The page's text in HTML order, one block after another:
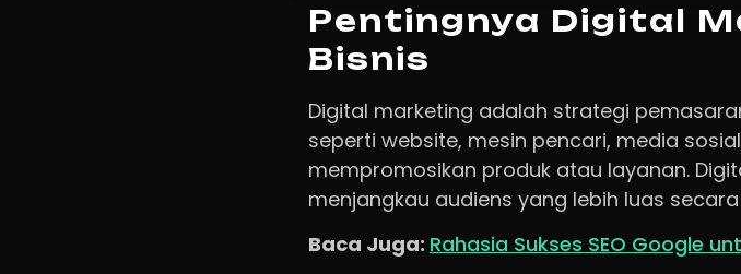
Pentingnya Digital
Bisnis
Digital marketing adalah strategi
seperti website, mesin pencari, media
mempromosikan produk atau layanan.
menjangkau audiens yang lebih luas
Baca Juga: Rahasia Sukses SEO Google